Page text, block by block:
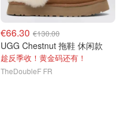
€66.30 €130.00
UGG Chestnut 拖鞋 休闲款
趁反季收！黄金码还有！
TheDoubleF FR